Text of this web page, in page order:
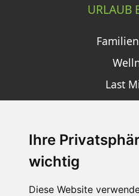
Ihre
wichtig
Diese Website
URLAUB
Last
Die Schneehoehen Ski
Muss für alle